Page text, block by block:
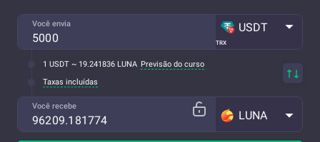
Você envia
TRX
USDT
1 USDT ~ 19.241836 LUNA Previsão do curso
Taxas incluídas
Você recebe
LUNA